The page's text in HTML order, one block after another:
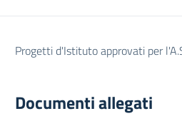
Progetti d'Istituto approvati per
Documenti allegati